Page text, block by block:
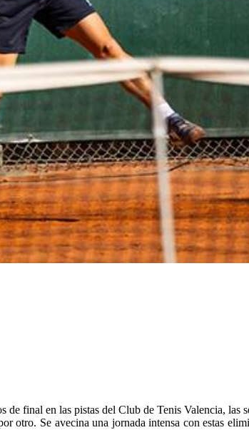
de final en las pistas del Club de Tenis Valencia, las
Se avecina una jornada intensa con estas